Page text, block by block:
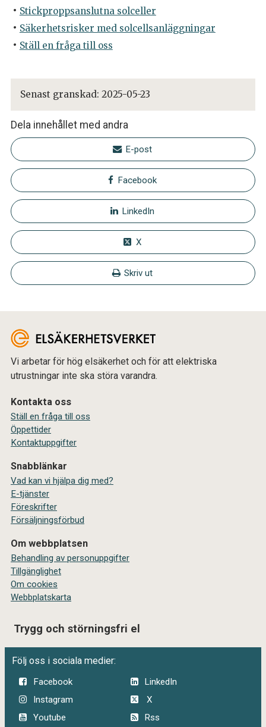
Stickproppsanslutna solceller
Säkerhetsrisker med solcellsanläggningar
Ställ en fråga till oss
Senast granskad: 2025-05-23
Dela innehållet med andra
E-post
Facebook
LinkedIn
X
Skriv ut
Vi arbetar för hög elsäkerhet och för att elektriska
utrustningar inte ska störa varandra.
Kontakta oss
Ställ en fråga till oss
Öppettider
Kontaktuppgifter
Snabblänkar
Vad kan vi hjälpa dig med?
E-tjänster
Föreskrifter
Försäljningsförbud
Om webbplatsen
Behandling av personuppgifter
Tillgänglighet
Om cookies
Webbplatskarta
Trygg och störningsfri el
Följ oss i sociala medier:
Facebook
LinkedIn
Instagram
X
Youtube
Rss